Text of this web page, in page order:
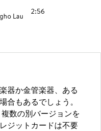
Lau 2:56
器か金管楽器、ある
合もあるでしょう。
数の別バージョンを
ジットカードは不要